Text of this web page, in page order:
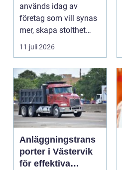
används idag av
företag som vill synas
mer, skapa stolthet
inte...
11 juli 2026
Anläggningstrans
porter i Västervik
för effektiva